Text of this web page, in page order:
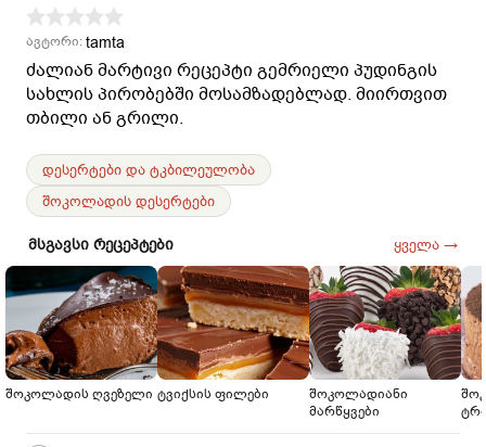
ავტორი:tamta
ძალიან მარტივი რეცეპტი გემრიელი პუდინგის
სახლის პირობებში მოსამზადებლად. მიირთვით
თბილი ან გრილი.
დესერტები და ტკბილეულობა
შოკოლადის დესერტები
მსგავსი რეცეპტები ყველა →
შოკოლადის ღვეზელი ტვიქსის ფილები
შოკოლადიანი
მარწყვები